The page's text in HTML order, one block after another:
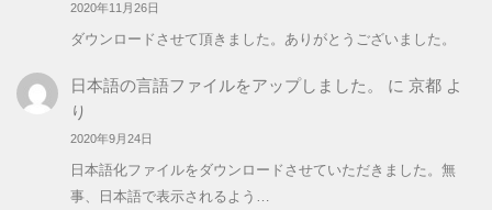
2020年11月26日
ダウンロードさせて頂きました。ありがとうございました。
日本語の言語ファイルをアップしました。 に 京都よ
り
2020年9月24日
日本語化ファイルをダウンロードさせていただきました。無
事、日本語で表示されるよう…